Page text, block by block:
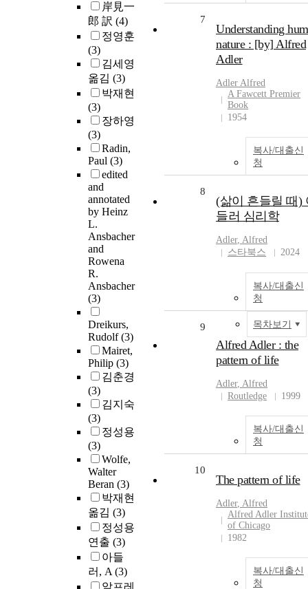
岸見一
郎 訳 (4)
정영훈
(3)
김세영
옮김 (3)
박재현
(3)
장하영
(3)
Radin,
Paul (3)
edited
and
annotated
by Heinz
L.
Ansbacher
and
Rowena
R.
Ansbacher
(3)
Dreikurs,
Rudolf(3)
Mairet,
Philip (3)
김춘경
(3)
김지숙
(3)
정성용
(3)
Wolfe,
Walter
Beran (3)
박재현
옮김 (3)
정성용
연출 (3)
아들
러, A(3)
7
Understanding
nature : [by] Alfred
Adler
Adler Alfred
A Fawcett Premier
Book
1954
복사/대출신
청
8
(삶이 흔들릴 때)
들러 심리학
Adler, Alfred
스타북스
2024
복사/대출신
청
목차보기
9
Alfred Adler : the
pattern of life
Adler, Alfred
Routledge
1999
복사/대출신
청
10
The pattern of life
Adler, Alfred
Alfred Adler
of Chicago
1982
복사/대출신
청